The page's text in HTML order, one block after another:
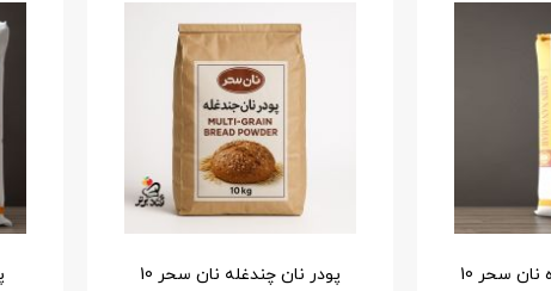
پودر پیراشکی ساده نان سحر 10
پودر نان چندغله نان سحر 10